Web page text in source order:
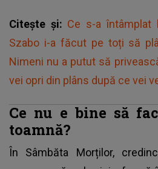
Citește și: Ce s-a întâmplat
Szabo i-a făcut pe toți să
Nimeni nu a putut să
vei opri din plâns după ce vei
Ce nu e bine să
toamnă?
În Sâmbăta Morților,